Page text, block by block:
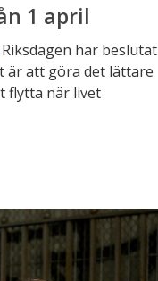
1 april
Riksdagen har beslutat
är att göra det lättare
flytta när livet